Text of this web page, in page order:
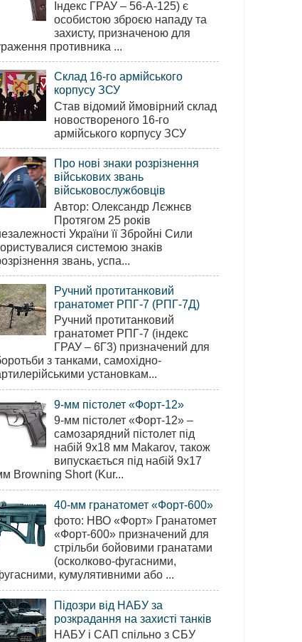
Індекс ГРАУ – 56-А-125) є
особистою зброєю нападу та
захисту, призначеною для
противника ...
Склад 16-го армійського
корпусу ЗСУ
Став відомий ймовірний склад
новоствореного 16-го
армійського корпусу ЗСУ
Про нові знаки розрізнення
військових звань
військовослужбовців
Автор: Олександр Лєжнєв
Протягом 25 років
України її Збройні Сили
системою знаків
звань, успа...
Ручний протитанковий
гранатомет РПГ-7 (РПГ-7Д)
Ручний протитанковий
гранатомет РПГ-7 (індекс
ГРАУ – 6Г3) призначений для
з танками, самохідно-
установкам...
9-мм пістолет «Форт-12»
9-мм пістолет «Форт-12» –
самозарядний пістолет під
набій 9х18 мм Makarov, також
випускається під набій 9х17
Browning Short (Kur...
40-мм гранатомет «Форт-600»
фото: НВО «Форт» Гранатомет
«Форт-600» призначений для
стрільби бойовими гранатами
(осколково-фугасними,
кумулятивними або ...
Підозри від НАБУ за
розкрадання на захисті танків
НАБУ і САП спільно з СБУ